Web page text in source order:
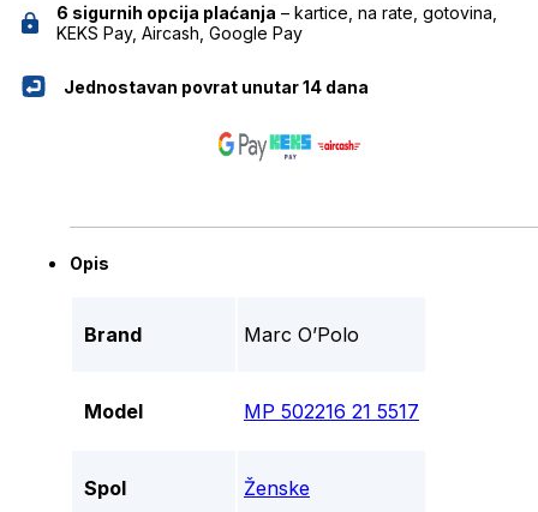
6 sigurnih opcija plaćanja – kartice, na rate, gotovina,
KEKS Pay, Aircash, Google Pay
Jednostavan povrat unutar 14 dana
Opis
Brand Marc O’Polo
Model MP 502216 21 5517
Spol Ženske